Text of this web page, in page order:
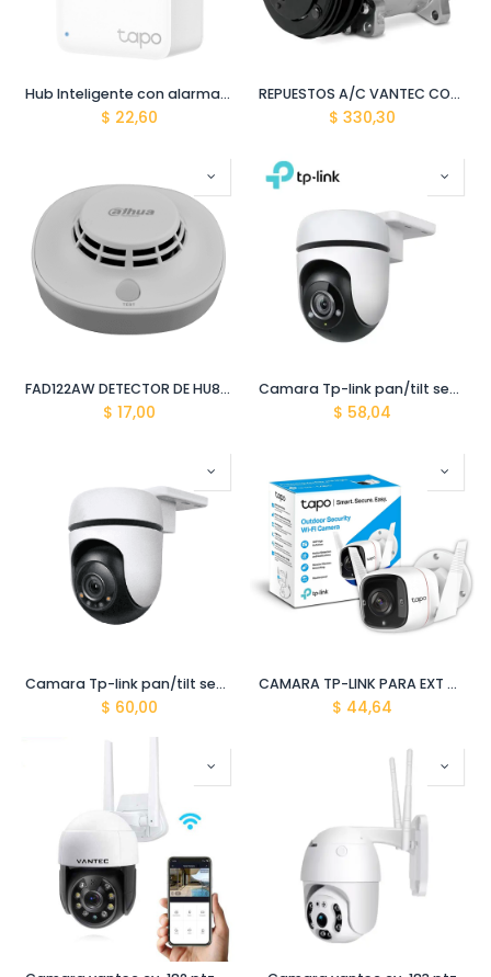
Hub Inteligente con alarma Tapo H100 Tplink
$ 22,60
REPUESTOS A/C VANTEC COMPRESOR ASSY 24AC
$ 330,30
FAD122AW DETECTOR DE HU8MO WIFI DAHUA
$ 17,00
Camara Tp-link pan/tilt security Tapo C500 wifi
$ 58,04
Camara Tp-link pan/tilt security Tapo C510w wifi outdoor
$ 60,00
CAMARA TP-LINK PARA EXT HOME SECURITY TAPO C310 WIFI
$ 44,64